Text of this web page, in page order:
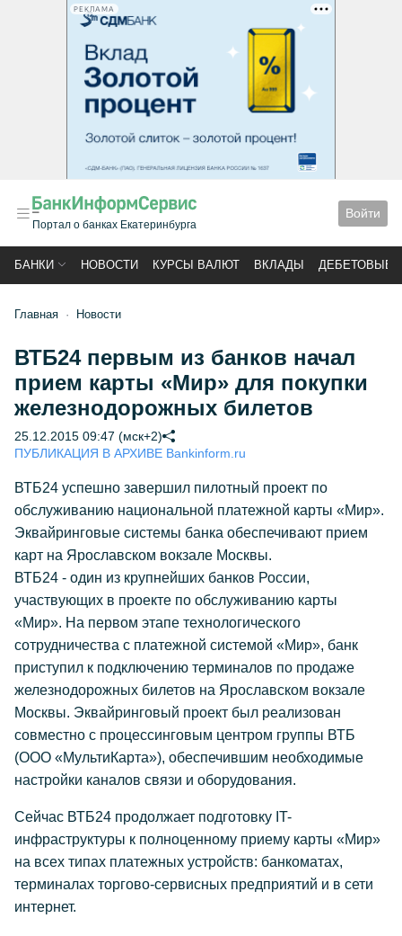
РЕКЛАМА
Портал о банках Екатеринбурга
Войти
БАНКИ НОВОСТИ КУРСЫ ВАЛЮТ ВКЛАДЫ ДЕБЕТОВЫЕ
Главная Новости
ВТБ24 первым из банков начал
прием карты «Мир» для покупки
железнодорожных билетов
25.12.2015 09:47 (мск+2)
ПУБЛИКАЦИЯ В АРХИВЕ Bankinform.ru
ВТБ24 успешно завершил пилотный проект по
обслуживанию национальной платежной карты «Мир».
Эквайринговые системы банка обеспечивают прием
карт на Ярославском вокзале Москвы.
ВТБ24 - один из крупнейших банков России,
участвующих в проекте по обслуживанию карты
«Мир». На первом этапе технологического
сотрудничества с платежной системой «Мир», банк
приступил к подключению терминалов по продаже
железнодорожных билетов на Ярославском вокзале
Москвы. Эквайринговый проект был реализован
совместно с процессинговым центром группы ВТБ
(ООО «МультиКарта»), обеспечившим необходимые
настройки каналов связи и оборудования.
Сейчас ВТБ24 продолжает подготовку IT-
инфраструктуры к полноценному приему карты «Мир»
на всех типах платежных устройств: банкоматах,
терминалах торгово-сервисных предприятий и в сети
интернет.